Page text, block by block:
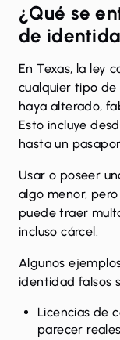
¿Qué se
de
En Texas, la ley
cualquier tipo
haya alterado,
Esto incluye
hasta un
Usar o poseer
algo menor,
puede traer
incluso cárcel.
Algunos
identidad falsos
Licencias de
parecer